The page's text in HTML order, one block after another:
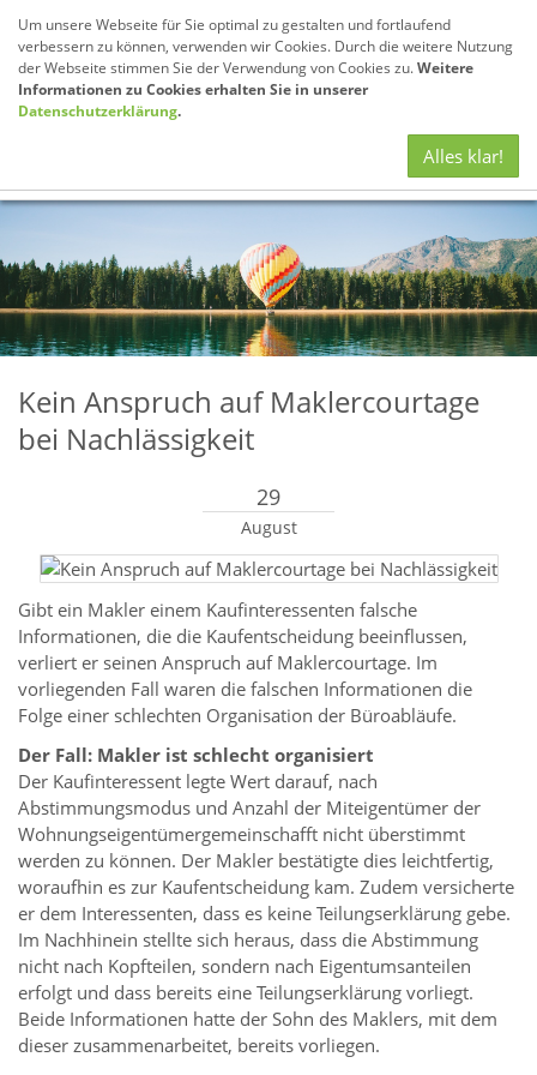
Kein Anspruch auf Maklercourtage
bei Nachlässigkeit
29
August
Gibt ein Makler einem Kaufinteressenten falsche
Informationen, die die Kaufentscheidung beeinflussen,
verliert er seinen Anspruch auf Maklercourtage. Im
vorliegenden Fall waren die falschen Informationen die
Folge einer schlechten Organisation der Büroabläufe.
Der Fall: Makler ist schlecht organisiert
Der Kaufinteressent legte Wert darauf, nach
Abstimmungsmodus und Anzahl der Miteigentümer der
Wohnungseigentümergemeinschafft nicht überstimmt
werden zu können. Der Makler bestätigte dies leichtfertig,
woraufhin es zur Kaufentscheidung kam. Zudem versicherte
er dem Interessenten, dass es keine Teilungserklärung gebe.
Im Nachhinein stellte sich heraus, dass die Abstimmung
nicht nach Kopfteilen, sondern nach Eigentumsanteilen
erfolgt und dass bereits eine Teilungserklärung vorliegt.
Beide Informationen hatte der Sohn des Maklers, mit dem
dieser zusammenarbeitet, bereits vorliegen.
Um unsere Webseite für Sie optimal zu gestalten und fortlaufend
verbessern zu können, verwenden wir Cookies. Durch die weitere Nutzung
der Webseite stimmen Sie der Verwendung von Cookies zu.Weitere
Informationen zu Cookies erhalten Sie in unserer
Datenschutzerklärung.
Alles klar!